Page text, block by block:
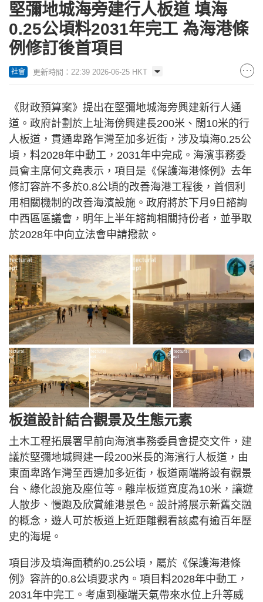
堅彌地城海旁建行人板道 填海
0.25公頃料2031年完工 為海港條
例修訂後首項目
社會 更新時間：22:39 2026-06-25 HKT
《財政預算案》提出在堅彌地城海旁興建新行人通
道。政府計劃於上址海傍興建長200米、闊10米的行
人板道，貫通卑路乍灣至加多近街，涉及填海0.25公
頃，料2028年中動工，2031年中完成。海濱事務委
員會主席何文堯表示，項目是《保護海港條例》去年
修訂容許不多於0.8公頃的改善海港工程後，首個利
用相關機制的改善海濱設施。政府將於下月9日諮詢
中西區區議會，明年上半年諮詢相關持份者，並爭取
於2028年中向立法會申請撥款。
板道設計結合觀景及生態元素
土木工程拓展署早前向海濱事務委員會提交文件，建
議於堅彌地城興建一段200米長的海濱行人板道，由
東面卑路乍灣至西邊加多近街，板道兩端將設有觀景
台、綠化設施及座位等。離岸板道寬度為10米，讓遊
人散步、慢跑及欣賞維港景色。設計將展示新舊交融
的概念，遊人可於板道上近距離觀看該處有逾百年歷
史的海堤。
項目涉及填海面積約0.25公頃，屬於《保護海港條
例》容許的0.8公頃要求內。項目料2028年中動工，
2031年中完工。考慮到極端天氣帶來水位上升等威